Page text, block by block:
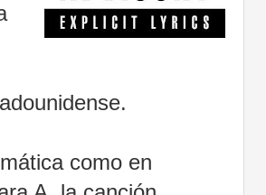
.
como en